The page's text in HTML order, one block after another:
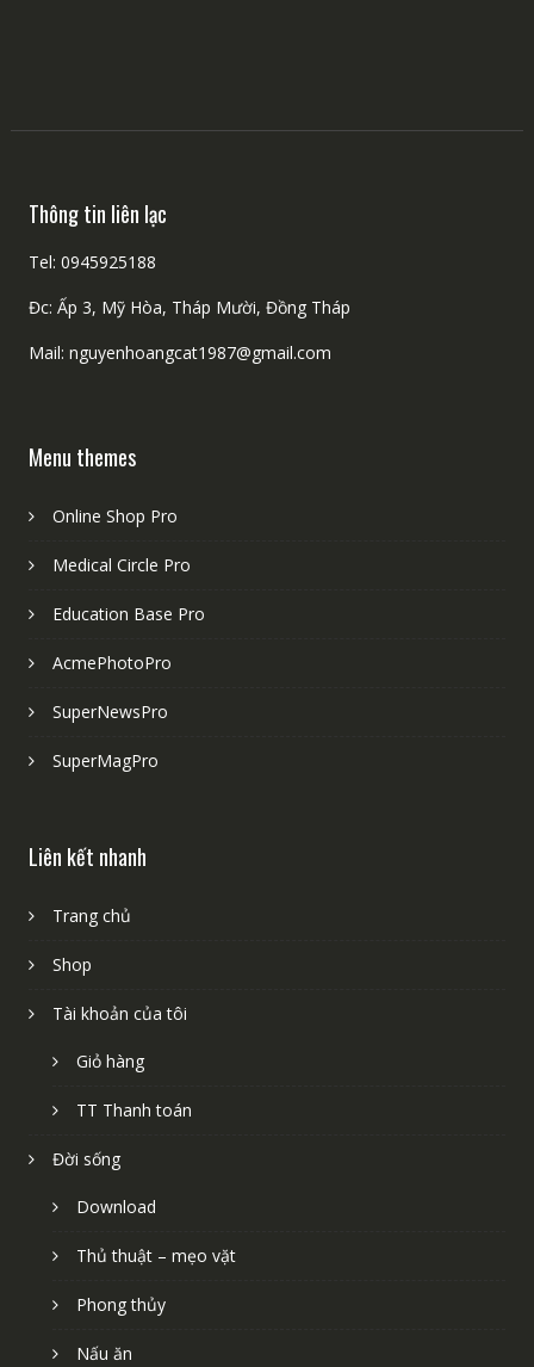
Thông tin liên lạc
Tel: 0945925188
Đc: Ấp 3, Mỹ Hòa, Tháp Mười, Đồng Tháp
Mail: nguyenhoangcat1987@gmail.com
Menu themes
Online Shop Pro
Medical Circle Pro
Education Base Pro
AcmePhotoPro
SuperNewsPro
SuperMagPro
Liên kết nhanh
Trang chủ
Shop
Tài khoản của tôi
Giỏ hàng
TT Thanh toán
Đời sống
Download
Thủ thuật – mẹo vặt
Phong thủy
Nấu ăn